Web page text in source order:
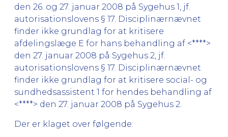
den 26. og 27. januar 2008 på Sygehus 1, jf.
autorisationslovens § 17. Disciplinærnævnet
finder ikke grundlag for at kritisere
afdelingslæge E for hans behandling af <****>
den 27. januar 2008 på Sygehus 2, jf.
autorisationslovens § 17. Disciplinærnævnet
finder ikke grundlag for at kritisere social- og
sundhedsassistent 1 for hendes behandling af
<****> den 27. januar 2008 på Sygehus 2.
Der er klaget over følgende: